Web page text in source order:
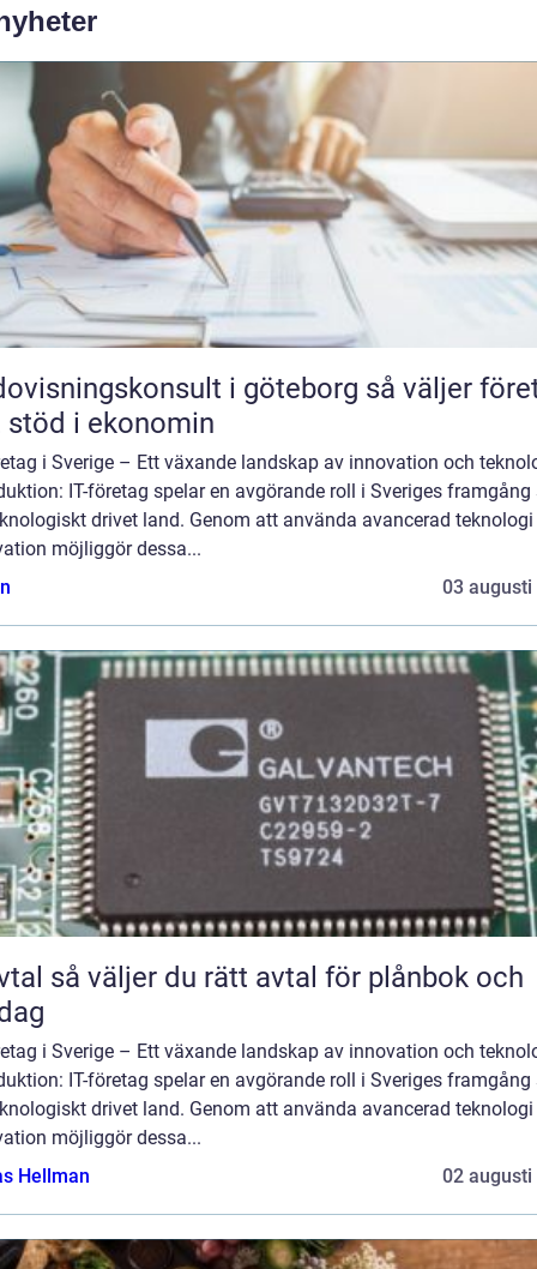
i göteborg så väljer företag
stöd i ekonomin
i Sverige – Ett växande landskap av innovation och
IT-företag spelar en avgörande roll i Sveriges framgång
drivet land. Genom att använda avancerad
möjliggör dessa...
03 augusti
för plånbok och
i Sverige – Ett växande landskap av innovation och
IT-företag spelar en avgörande roll i Sveriges framgång
drivet land. Genom att använda avancerad
möjliggör dessa...
Hellman
02 augusti